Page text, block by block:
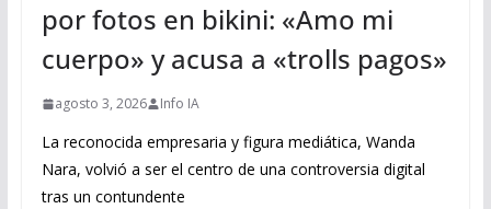
por fotos en bikini: «Amo mi
cuerpo» y acusa a «trolls pagos»
agosto 3, 2026 Info IA
La reconocida empresaria y figura mediática, Wanda
Nara, volvió a ser el centro de una controversia digital
tras un contundente